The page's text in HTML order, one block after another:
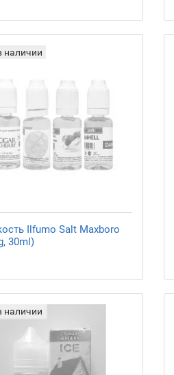
наличии
Ilfumo Salt Maxboro
30ml)
наличии